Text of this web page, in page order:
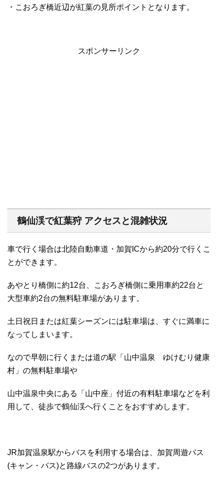
・こおろぎ橋近辺が紅葉の見所ポイントとなります。
スポンサーリンク
鶴仙渓で紅葉狩 アクセスと混雑状況
車で行く場合は北陸自動車道・加賀ICから約20分で行くこ
とができます。
あやとり橋側に約12台、こおろぎ橋側に乗用車約22台と
大型車約2台の無料駐車場があります。
土日祝日または紅葉シーズンには駐車場は、すぐに満車に
なってしまいます。
なので早朝に行くまたは道の駅「山中温泉 ゆけむり健康
村」の無料駐車場や
山中温泉中央にある「山中座」付近の有料駐車場などを利
用して、徒歩で鶴仙渓へ行くことをおすすめします。
JR加賀温泉駅からバスを利用する場合は、加賀周遊バス
(キャン・バス)と路線バスの2つがあります。